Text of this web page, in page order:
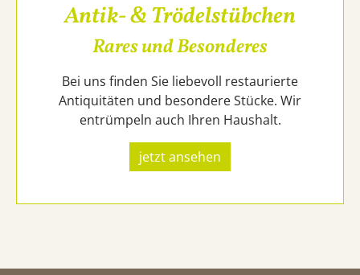
Antik- & Trödelstübchen
Rares und Besonderes
Bei uns finden Sie liebevoll restaurierte
Antiquitäten und besondere Stücke. Wir
entrümpeln auch Ihren Haushalt.
jetzt ansehen